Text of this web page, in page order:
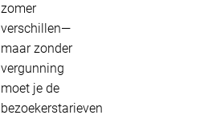
zomer
verschillen—
maar zonder
vergunning
moet je de
bezoekerstarieven